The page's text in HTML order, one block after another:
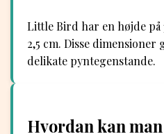
Little Bird har en højde på
2,5 cm. Disse dimensioner
delikate pyntegenstande.
Hvordan kan